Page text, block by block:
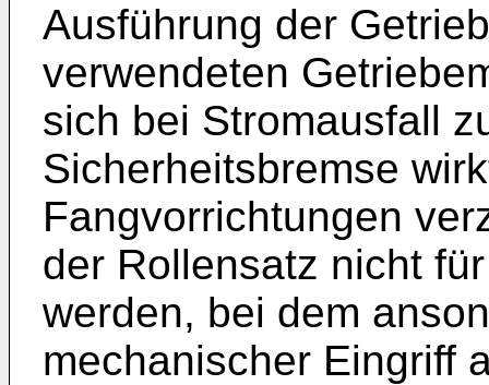
Ausführung der
verwendeten
sich bei Stromausfall
Sicherheitsbremse
Fangvorrichtungen
der Rollensatz nicht
werden, bei dem
mechanischer Eingriff